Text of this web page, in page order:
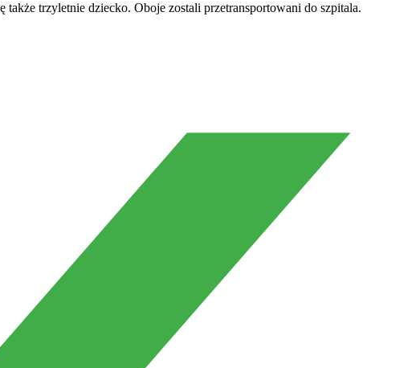
także trzyletnie dziecko. Oboje zostali przetransportowani do szpitala.